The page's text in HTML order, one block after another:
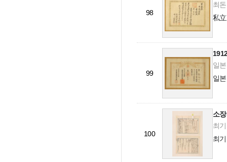
98
최
私
99
일
일
100
소
최
최